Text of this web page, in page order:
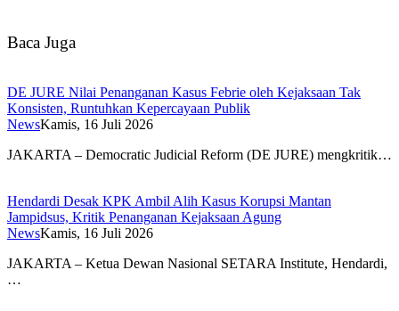
Baca Juga
DE JURE Nilai Penanganan Kasus Febrie oleh Kejaksaan Tak
Konsisten, Runtuhkan Kepercayaan Publik
NewsKamis, 16 Juli 2026
JAKARTA – Democratic Judicial Reform (DE JURE) mengkritik…
Hendardi Desak KPK Ambil Alih Kasus Korupsi Mantan
Jampidsus, Kritik Penanganan Kejaksaan Agung
NewsKamis, 16 Juli 2026
JAKARTA – Ketua Dewan Nasional SETARA Institute, Hendardi,
…